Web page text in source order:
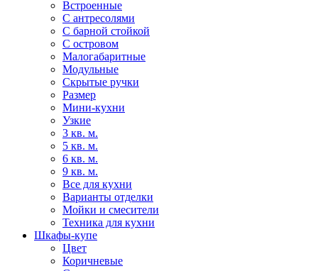
Встроенные
С антресолями
С барной стойкой
С островом
Малогабаритные
Модульные
Скрытые ручки
Размер
Мини-кухни
Узкие
3 кв. м.
5 кв. м.
6 кв. м.
9 кв. м.
Все для кухни
Варианты отделки
Мойки и смесители
Техника для кухни
Шкафы-купе
Цвет
Коричневые